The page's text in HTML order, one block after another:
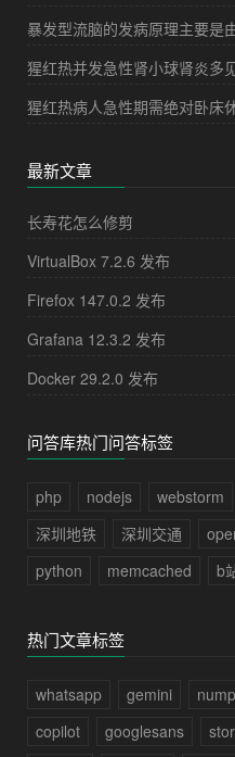
暴发型流脑的发病原理主要是
猩红热并发急性肾小球肾炎多
猩红热病人急性期需绝对卧床
最新文章
长寿花怎么修剪
VirtualBox 7.2.6 发布
Firefox 147.0.2 发布
Grafana 12.3.2 发布
Docker 29.2.0 发布
问答库热门问答标签
php nodejs webstorm
深圳地铁
深圳交通
python
memcached b
热门文章标签
whatsapp gemini
copilot
googlesans